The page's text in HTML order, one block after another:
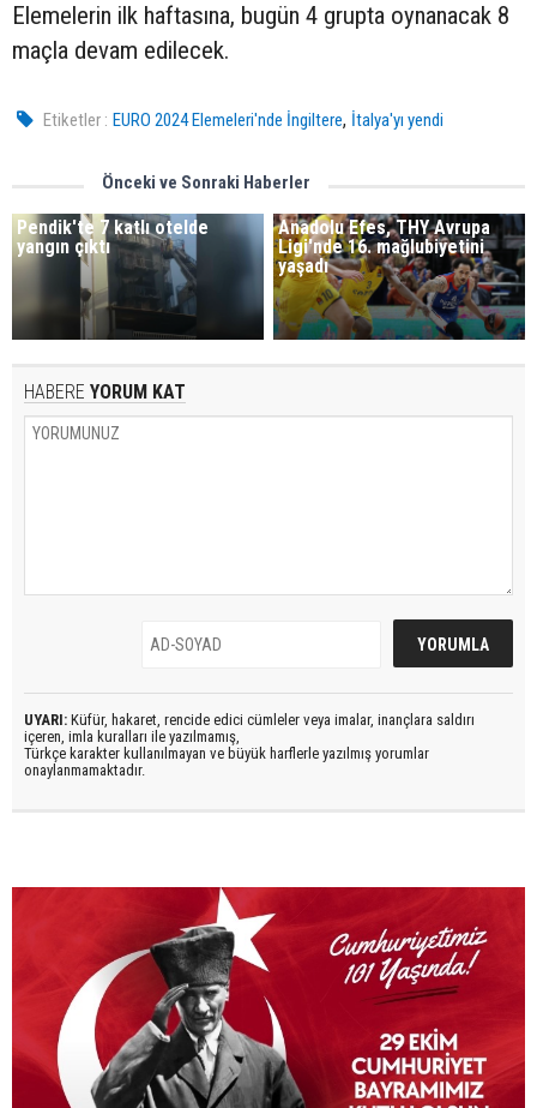
Elemelerin ilk haftasına, bugün 4 grupta oynanacak 8
maçla devam edilecek.
Etiketler : EURO 2024 Elemeleri'nde İngiltere, İtalya'yı yendi
Önceki ve Sonraki Haberler
Pendik'te 7 katlı otelde
yangın çıktı
Anadolu Efes, THY Avrupa
Ligi'nde 16. mağlubiyetini
yaşadı
HABERE YORUM KAT
UYARI: Küfür, hakaret, rencide edici cümleler veya imalar, inançlara saldırı
içeren, imla kuralları ile yazılmamış,
Türkçe karakter kullanılmayan ve büyük harflerle yazılmış yorumlar
onaylanmamaktadır.